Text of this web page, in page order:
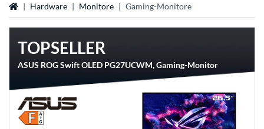
StartseiteHardware Monitore Gaming-Monitore
TOPSELLER
ASUS ROG Swift OLED PG27UCWM, Gaming-Monitor